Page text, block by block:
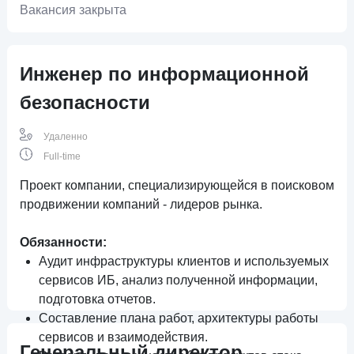
Вакансия закрыта
Инженер по информационной
безопасности
Удаленно
Full-time
Проект компании, специализирующейся в поисковом
продвижении компаний - лидеров рынка.
Обязанности:
Аудит инфраструктуры клиентов и используемых
сервисов ИБ, анализ полученной информации,
подготовка отчетов.
Составление плана работ, архитектуры работы
сервисов и взаимодействия.